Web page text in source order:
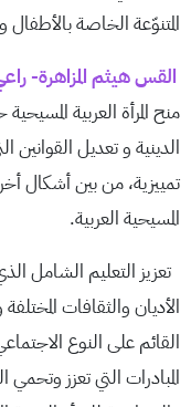
المتنوّعة الخاصة بالأطفال
القس هيثم المزاهرة-
منح المرأة العربية
الدينية و تعديل
تمييزية، من بين أشكال
المسيحية العربية.
تعزيز التعليم الشامل
الأديان والثقافات
القائم على النوع
المبادرات التي تعزز